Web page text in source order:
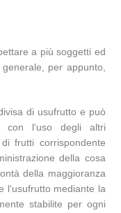
a più soggetti ed
per appunto,
di usufrutto e può
con l‘uso degli altri
frutti corrispondente
della cosa
della maggioranza
l‘usufrutto mediante la
stabilite per ogni